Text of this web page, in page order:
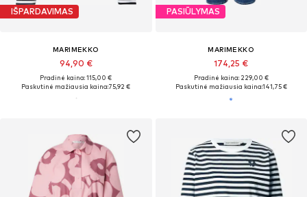
IŠPARDAVIMAS
MARIMEKKO
94,90 €
Pradinė kaina: 115,00 €
Paskutinė mažiausia kaina:75,92 €
PASIŪLYMAS
MARIMEKKO
174,25 €
Pradinė kaina: 229,00 €
Paskutinė mažiausia kaina:141,75 €